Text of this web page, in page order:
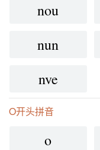
nou
nun
nve
O开头拼音
o